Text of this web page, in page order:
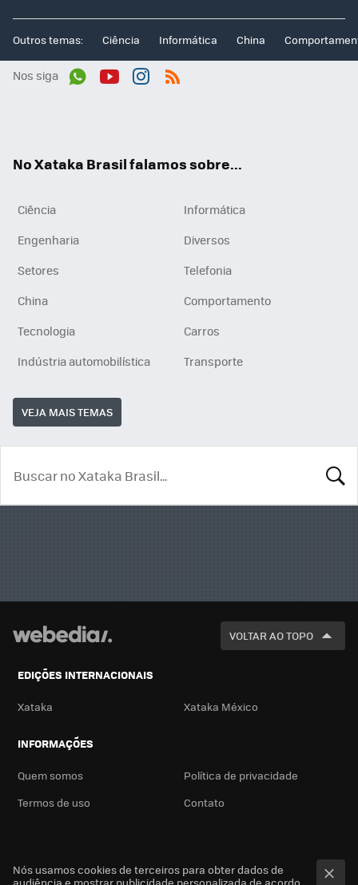
Outros temas: Ciência Informática China
Nos siga
No Xataka Brasil falamos sobre...
Ciência
Informática
Engenharia
Diversos
Setores
Telefonia
China
Comportamento
Tecnologia
Carros
Indústria automobilística
Transporte
VEJA MAIS TEMAS
VOLTAR AO TOPO
EDIÇÕES INTERNACIONAIS
Xataka Xataka México
INFORMAÇÕES
Quem somos
Política de privacidade
Termos de uso
Contato
Nós usamos cookies de terceiros para obter dados de